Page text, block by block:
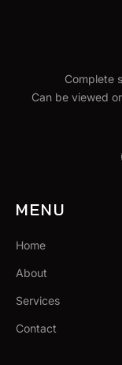
Complete
Can be viewed
MENU
Home
About
Services
Contact